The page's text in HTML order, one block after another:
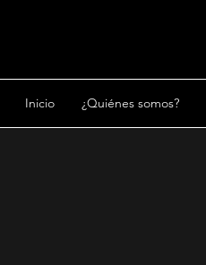
Inicio ¿Quiénes somos?